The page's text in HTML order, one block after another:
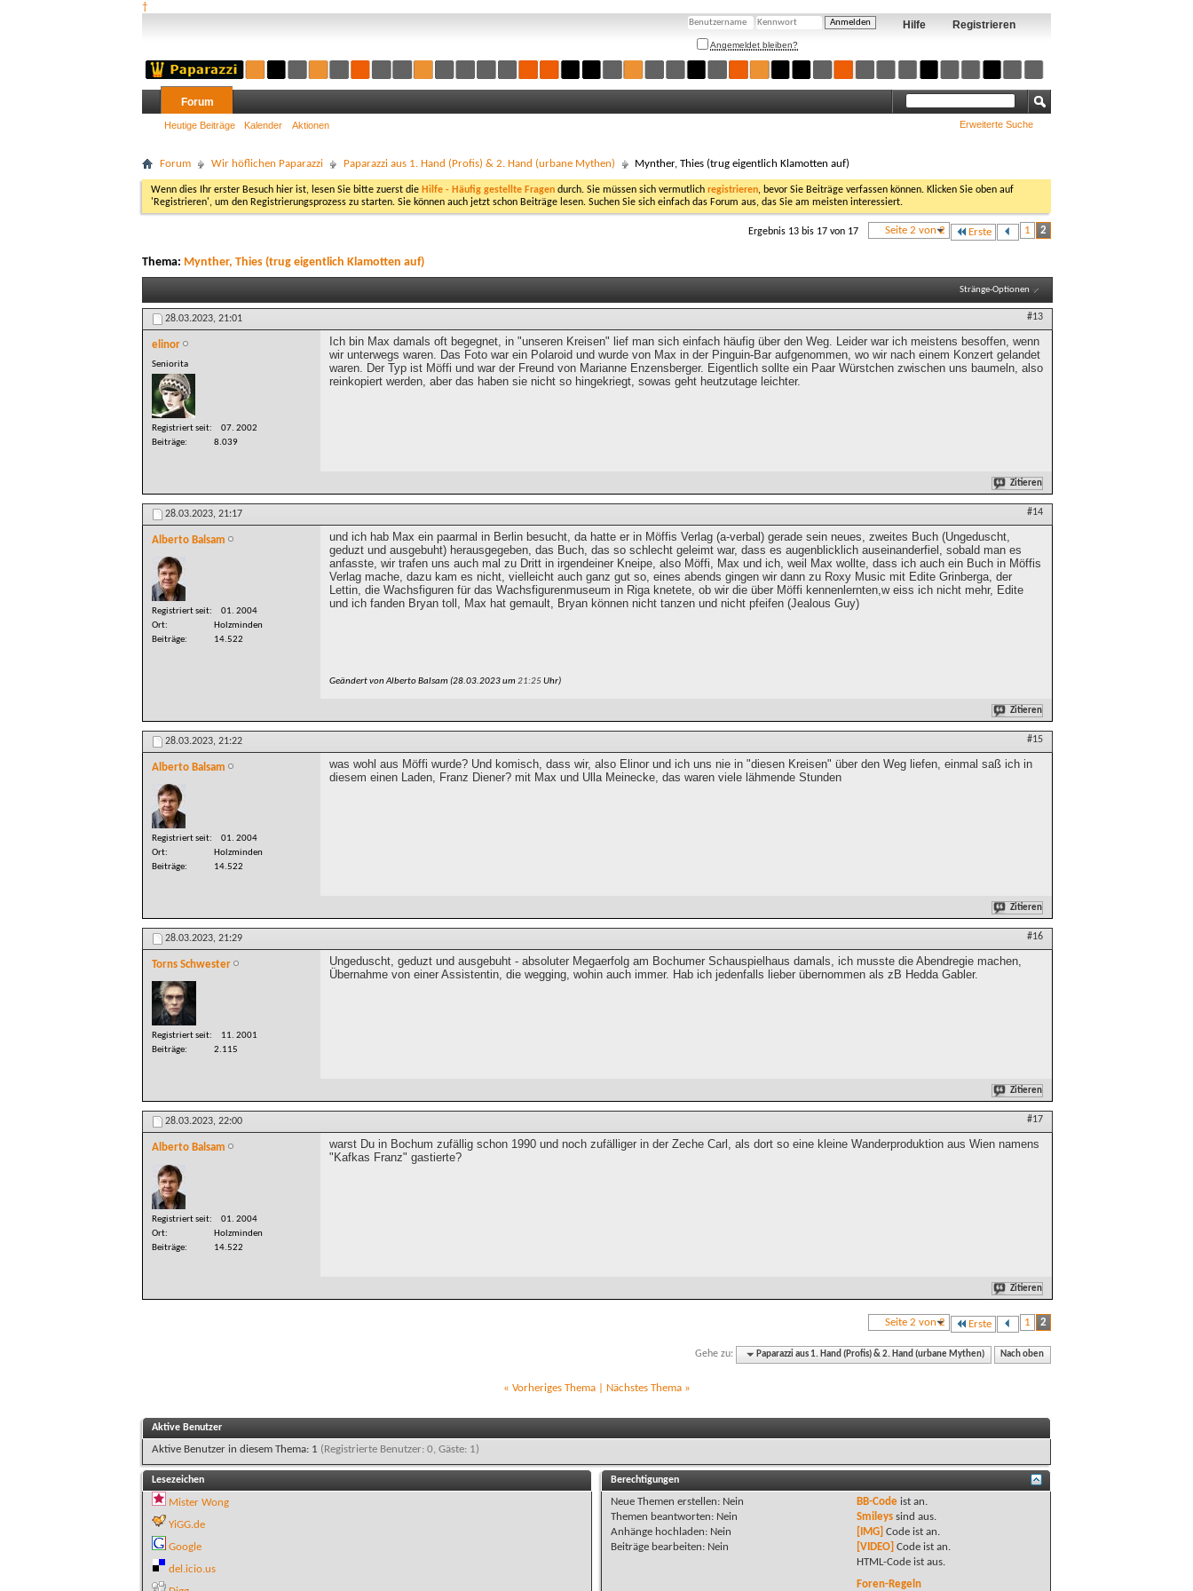
†
Registrieren
Hilfe
Angemeldet bleiben?
Forum
Heutige Beiträge Kalender Aktionen Erweiterte Suche
Forum Wir höflichen Paparazzi Paparazzi aus 1. Hand (Profis) & 2. Hand (urbane Mythen) Mynther, Thies (trug eigentlich Klamotten auf)
Wenn dies Ihr erster Besuch hier ist, lesen Sie bitte zuerst die Hilfe - Häufig gestellte Fragen durch. Sie müssen sich vermutlich registrieren, bevor Sie Beiträge verfassen können. Klicken Sie oben auf
'Registrieren', um den Registrierungsprozess zu starten. Sie können auch jetzt schon Beiträge lesen. Suchen Sie sich einfach das Forum aus, das Sie am meisten interessiert.
Seite 2 von 2 Erste 1 2
Ergebnis 13 bis 17 von 17
Thema: Mynther, Thies (trug eigentlich Klamotten auf)
Stränge-Optionen
28.03.2023, 21:01 #13
elinor
Seniorita
Registriert seit
07. 2002
Beiträge
8.039
Ich bin Max damals oft begegnet, in "unseren Kreisen" lief man sich einfach häufig über den Weg. Leider war ich meistens besoffen, wenn
wir unterwegs waren. Das Foto war ein Polaroid und wurde von Max in der Pinguin-Bar aufgenommen, wo wir nach einem Konzert gelandet
waren. Der Typ ist Möffi und war der Freund von Marianne Enzensberger. Eigentlich sollte ein Paar Würstchen zwischen uns baumeln, also
reinkopiert werden, aber das haben sie nicht so hingekriegt, sowas geht heutzutage leichter.
Zitieren
28.03.2023, 21:17 #14
Alberto Balsam
Registriert seit
01. 2004
Ort
Holzminden
Beiträge
14.522
und ich hab Max ein paarmal in Berlin besucht, da hatte er in Möffis Verlag (a-verbal) gerade sein neues, zweites Buch (Ungeduscht,
geduzt und ausgebuht) herausgegeben, das Buch, das so schlecht geleimt war, dass es augenblicklich auseinanderfiel, sobald man es
anfasste, wir trafen uns auch mal zu Dritt in irgendeiner Kneipe, also Möffi, Max und ich, weil Max wollte, dass ich auch ein Buch in Möffis
Verlag mache, dazu kam es nicht, vielleicht auch ganz gut so, eines abends gingen wir dann zu Roxy Music mit Edite Grinberga, der
Lettin, die Wachsfiguren für das Wachsfigurenmuseum in Riga knetete, ob wir die über Möffi kennenlernten,w eiss ich nicht mehr, Edite
und ich fanden Bryan toll, Max hat gemault, Bryan können nicht tanzen und nicht pfeifen (Jealous Guy)
Geändert von Alberto Balsam (28.03.2023 um21:25Uhr)
Zitieren
28.03.2023, 21:22 #15
Alberto Balsam
Registriert seit
01. 2004
Ort
Holzminden
Beiträge
14.522
was wohl aus Möffi wurde? Und komisch, dass wir, also Elinor und ich uns nie in "diesen Kreisen" über den Weg liefen, einmal saß ich in
diesem einen Laden, Franz Diener? mit Max und Ulla Meinecke, das waren viele lähmende Stunden
Zitieren
28.03.2023, 21:29 #16
Torns Schwester
Registriert seit
11. 2001
Beiträge
2.115
Ungeduscht, geduzt und ausgebuht - absoluter Megaerfolg am Bochumer Schauspielhaus damals, ich musste die Abendregie machen,
Übernahme von einer Assistentin, die wegging, wohin auch immer. Hab ich jedenfalls lieber übernommen als zB Hedda Gabler.
Zitieren
28.03.2023, 22:00 #17
Alberto Balsam
Registriert seit
01. 2004
Ort
Holzminden
Beiträge
14.522
warst Du in Bochum zufällig schon 1990 und noch zufälliger in der Zeche Carl, als dort so eine kleine Wanderproduktion aus Wien namens
"Kafkas Franz" gastierte?
Zitieren
Seite 2 von 2 Erste 1 2
Gehe zu: Paparazzi aus 1. Hand (Profis) & 2. Hand (urbane Mythen) Nach oben
« Vorheriges Thema| Nächstes Thema »
Aktive Benutzer
Aktive Benutzer in diesem Thema: 1 (Registrierte Benutzer: 0, Gäste: 1)
Lesezeichen
Mister Wong
YiGG.de
Google
del.icio.us
Berechtigungen
Neue Themen erstellen: Nein
Themen beantworten: Nein
Anhänge hochladen: Nein
Beiträge bearbeiten: Nein
BB-Codeist an.
Smileyssind aus.
[IMG] Code ist an.
[VIDEO] Code ist an.
HTML-Code ist aus.
Foren-Regeln